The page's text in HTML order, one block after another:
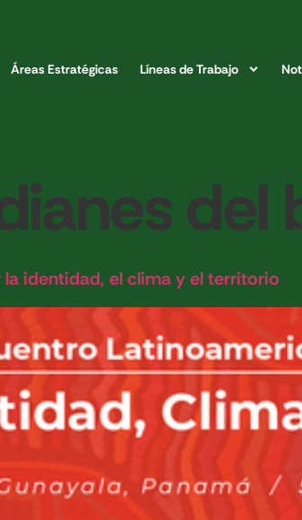
Áreas Estratégicas Líneas de Trabajo
del
identidad, el clima y el territorio